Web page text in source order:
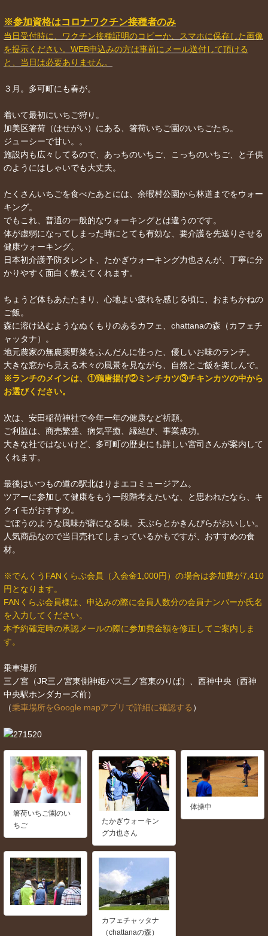
※参加資格はコロナワクチン接種者のみ
当日受付時に、ワクチン接種証明のコピーか、スマホに保存した画像
を提示ください。WEB申込みの方は事前にメール送付して頂ける
と、当日は必要ありません。
３月。多可町にも春が。
着いて最初にいちご狩り。
加美区箸荷（はせがい）にある、箸荷いちご園のいちごたち。
ジューシーで甘い。。
施設内も広々してるので、あっちのいちご、こっちのいちご、と子供
のようにはしゃいでも大丈夫。
たくさんいちごを食べたあとには、余暇村公園から林道までをウォー
キング。
でもこれ、普通の一般的なウォーキングとは違うのです。
体が虚弱になってしまった時にとても有効な、要介護を先送りさせる
健康ウォーキング。
日本初介護予防タレント、たかぎウォーキング力也さんが、丁寧に分
かりやすく面白く教えてくれます。
ちょうど体もあたたまり、心地よい疲れを感じる頃に、おまちかねの
ご飯。
森に溶け込むようなぬくもりのあるカフェ、chattanaの森（カフェチ
ャッタナ）。
地元農家の無農薬野菜をふんだんに使った、優しいお味のランチ。
大きな窓から見える木々の風景を見ながら、自然とご飯を楽しんで。
※ランチのメインは、①鶏唐揚げ②ミンチカツ③チキンカツの中から
お選びください。
次は、安田稲荷神社で今年一年の健康など祈願。
ご利益は、商売繁盛、病気平癒、縁結び、事業成功。
大きな社ではないけど、多可町の歴史にも詳しい宮司さんが案内して
くれます。
最後はいつもの道の駅北はりまエコミュージアム。
ツアーに参加して健康をもう一段階考えたいな、と思われたなら、キ
クイモがおすすめ。
ごぼうのような風味が癖になる味。天ぷらとかきんぴらがおいしい。
人気商品なので当日売れてしまっているかもですが、おすすめの食
材。
※でんくうFANくらぶ会員（入会金1,000円）の場合は参加費が7,410
円となります。
FANくらぶ会員様は、申込みの際に会員人数分の会員ナンバーか氏名
を入力してください。
本予約確定時の承認メールの際に参加費金額を修正してご案内しま
す。
乗車場所
三ノ宮（JR三ノ宮東側神姫バス三ノ宮東のりば）、西神中央（西神
中央駅ホンダカーズ前）
（乗車場所をGoogle mapアプリで詳細に確認する ）
箸荷いちご園のい
ちご
たかぎウォーキン
グ力也さん
体操中
カフェチャッタナ
（chattanaの森）